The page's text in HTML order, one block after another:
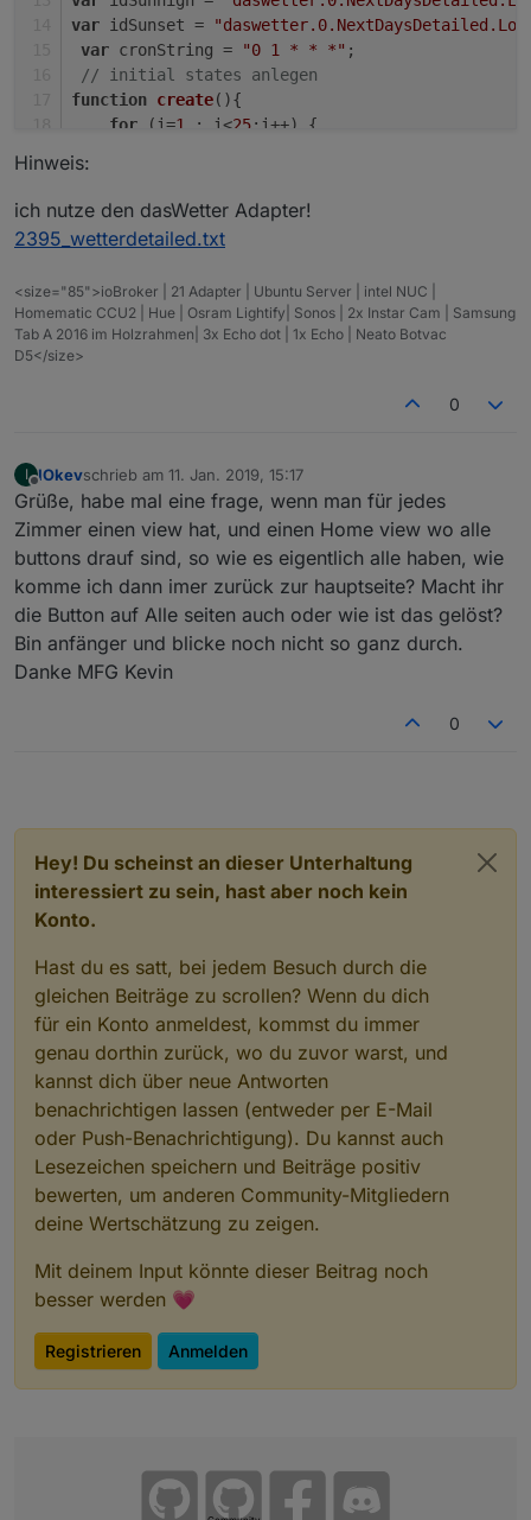
var idSunset =
var cronString = "0 1 * * *" ;
// initial states anlegen
function create( ){
for (i=1 ; i<25;i++) {
createState
createState
// States berechnen und bespielen
function
graph(){
var y;
var x;
var count;
var
stat;
// Für image 8; status 0 =
radWinkel;
    rise =
parseInt(getState (idSunrise).val.
    noon =
parseInt(getState(idSunhigh).val
    down =
1440 )  *
for (i= 1 ; i<=count ;i++) {
var degrees = (180 / (count -1
        radWinkel = degrees *
Math. PI/
        x =
Math round(((Math.cos(radWinkel)*
        y =
round ( yOffset - (
if(debug) log ("X ist "+x + " und Y ist "
setState("Sonnenstand.Stundenverlauf."
setState("Sonnenstand.Stundenverlauf."
else
if (i >1 && i < count) stat =
else
(debug) log
setState("Sonnenstand.Stundenverlauf."
      }
(idDayMinutes, function( obj){
Hinweis:
ich nutze den dasWetter Adapter!
2395_wetterdetailed.txt
<size="85">ioBroker | 21 Adapter | Ubuntu Server | intel NUC |
Homematic CCU2 | Hue | Osram Lightify| Sonos | 2x Instar Cam | Samsung
Tab A 2016 im Holzrahmen| 3x Echo dot | 1x Echo | Neato Botvac
D5</size>
0
I
Offline
IOkevschrieb am 11. Jan. 2019, 15:17
zuletzt editiert von
Grüße, habe mal eine frage, wenn man für jedes
Zimmer einen view hat, und einen Home view wo alle
buttons drauf sind, so wie es eigentlich alle haben, wie
komme ich dann imer zurück zur hauptseite? Macht ihr
die Button auf Alle seiten auch oder wie ist das gelöst?
Bin anfänger und blicke noch nicht so ganz durch.
Danke MFG Kevin
0
Hey! Du scheinst an dieser Unterhaltung
interessiert zu sein, hast aber noch kein
Konto.
Hast du es satt, bei jedem Besuch durch die
gleichen Beiträge zu scrollen? Wenn du dich
für ein Konto anmeldest, kommst du immer
genau dorthin zurück, wo du zuvor warst, und
kannst dich über neue Antworten
benachrichtigen lassen (entweder per E-Mail
oder Push-Benachrichtigung). Du kannst auch
Lesezeichen speichern und Beiträge positiv
bewerten, um anderen Community-Mitgliedern
deine Wertschätzung zu zeigen.
Mit deinem Input könnte dieser Beitrag noch
besser werden 💗
Registrieren Anmelden